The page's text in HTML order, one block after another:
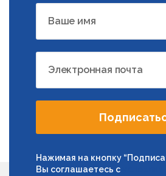
Ваше имя
Электронная почта
Нажимая на кнопку
Вы соглашаетесь с